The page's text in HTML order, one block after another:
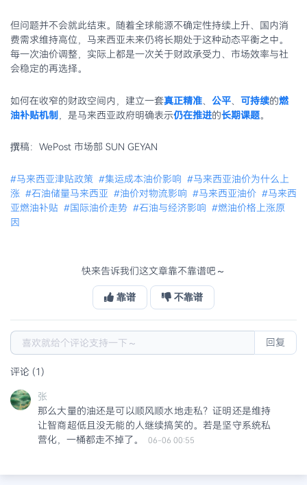
但问题并不会就此结束。随着全球能源不确定性持续上升、国内消
费需求维持高位，马来西亚未来仍将长期处于这种动态平衡之中。
每一次油价调整，实际上都是一次关于财政承受力、市场效率与社
会稳定的再选择。
如何在收窄的财政空间内，建立一套真正精准、 公平、 可持续的燃
油补贴机制
，是马来西亚政府明确表示仍在推进的长期课题。
撰稿：WePost 市场部 SUN GEYAN
#马来西亚津贴政策 #集运成本油价影响 #马来西亚油价为什么上
涨 #石油储量马来西亚 #油价对物流影响 #马来西亚油价 #马来西
亚燃油补贴 #国际油价走势 #石油与经济影响 #燃油价格上涨原
因
快来告诉我们这文章靠不靠谱吧～
靠谱 不靠谱
回复
评论 (1)
张
那么大量的油还是可以顺风顺水地走私？证明还是维持
让智商超低且没无能的人继续搞笑的。若是坚守系统私
营化，一桶都走不掉了。
06-06 00:55